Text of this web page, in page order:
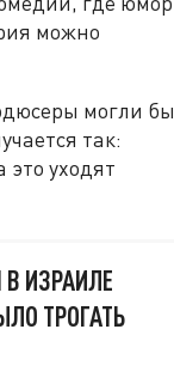
можно
могли бы
так:
это уходят
ИЗРАИЛЕ
ТРОГАТЬ